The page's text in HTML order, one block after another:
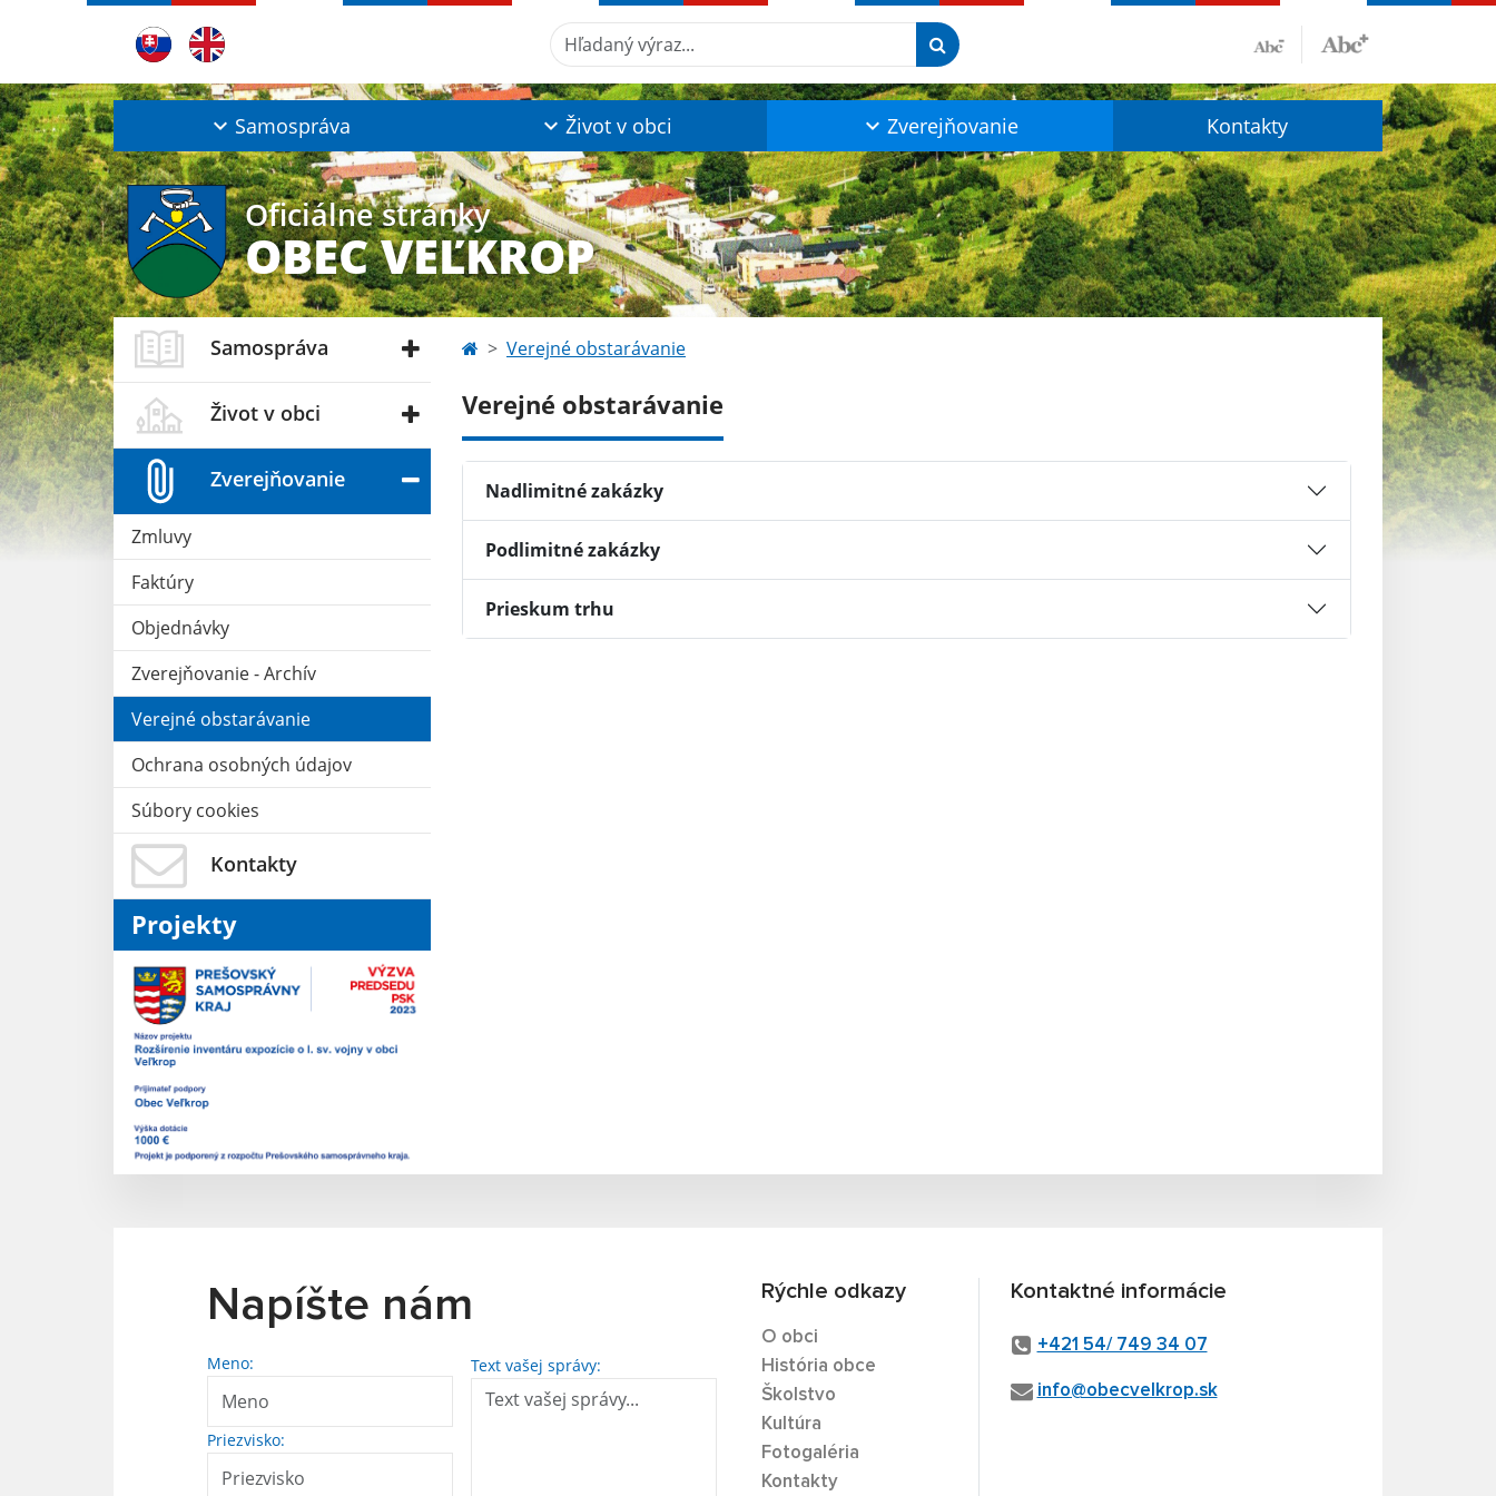
Hľadaný výraz...
Samospráva Život v obci Zverejňovanie Kontakty
Oficiálne stránky
OBEC VEĽKROP
Samospráva
Život v obci
Zverejňovanie
Zmluvy
Faktúry
Objednávky
Zverejňovanie - Archív
Verejné obstarávanie
Ochrana osobných údajov
Súbory cookies
Kontakty
Projekty
Verejné obstarávanie
Verejné obstarávanie
Nadlimitné zakázky
Podlimitné zakázky
Prieskum trhu
Napíšte nám
Meno:
Priezvisko:
Text vašej správy:
Rýchle odkazy
O obci
História obce
Školstvo
Kultúra
Fotogaléria
Kontakty
Kontaktné informácie
+421 54/ 749 34 07
info@obecvelkrop.sk